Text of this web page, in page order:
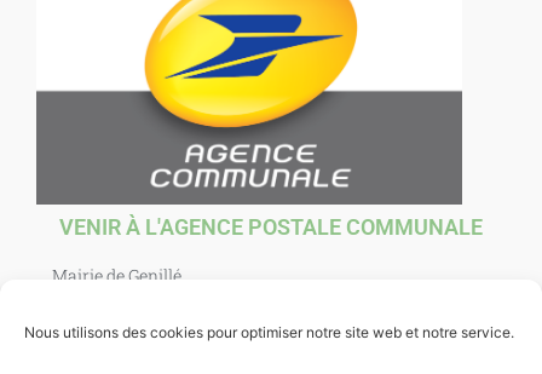
Nous utilisons des cookies pour optimiser notre site web et notre service.
VENIR À L'AGENCE POSTALE COMMUNALE
Mairie de Genillé
37460 Genillé